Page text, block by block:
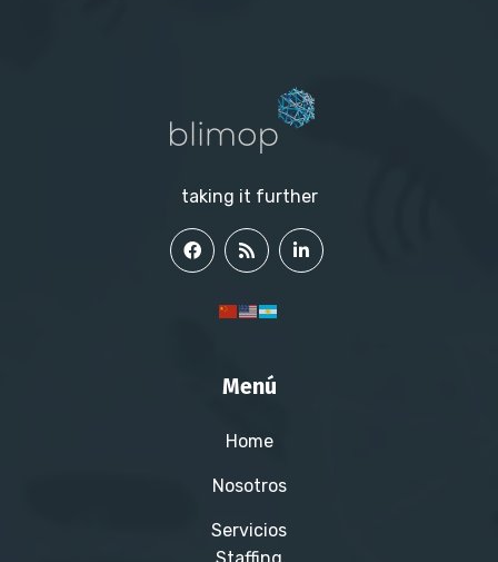
taking it further
Menú
Home
Nosotros
Servicios